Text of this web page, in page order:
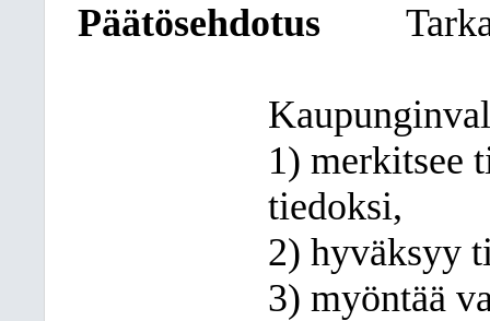
Päätösehdotus
1) merkitsee
tiedoksi,
2) hyväksyy
3) myöntää